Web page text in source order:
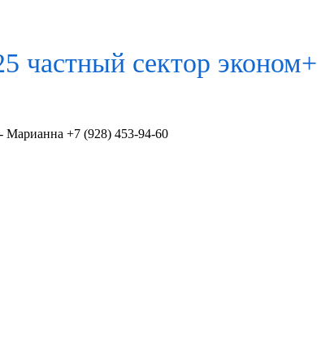
частный сектор эконом+
Марианна +7 (928) 453-94-60